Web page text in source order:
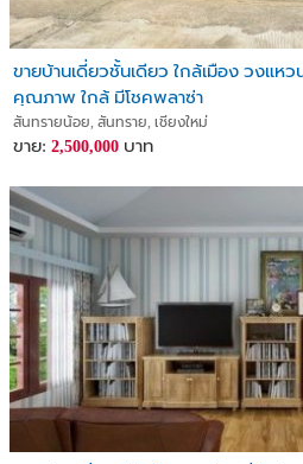
ขายบ้านเดี่ยวชั้นเดียว ใกล้เมือง วงแหว
คุณภาพ ใกล้ มีโชคพลาซ่า
สันทรายน้อย, สันทราย, เชียงใหม่
ขาย: 2,500,000 บาท